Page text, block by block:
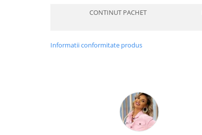
CONTINUT PACHET
Informatii conformitate produs